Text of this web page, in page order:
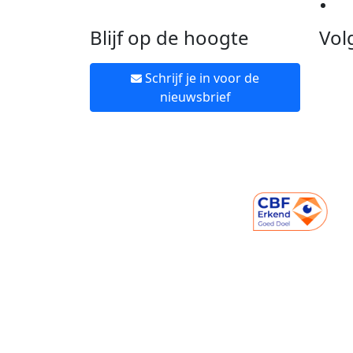
Blijf op de hoogte
Schrijf je in voor de
nieuwsbrief